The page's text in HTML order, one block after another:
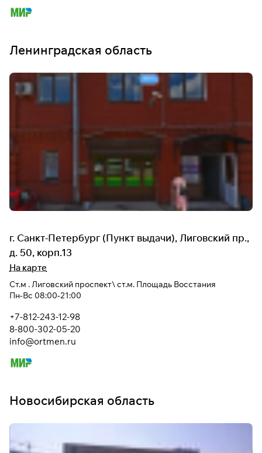
Ленинградская область
г. Санкт-Петербург (Пункт выдачи), Лиговский пр.,
д. 50, корп.13
На карте
Ст.м . Лиговский проспект\ ст.м. Площадь Восстания
Пн-Вс 08:00-21:00
+7-812-243-12-98
8-800-302-05-20
info@ortmen.ru
Новосибирская область